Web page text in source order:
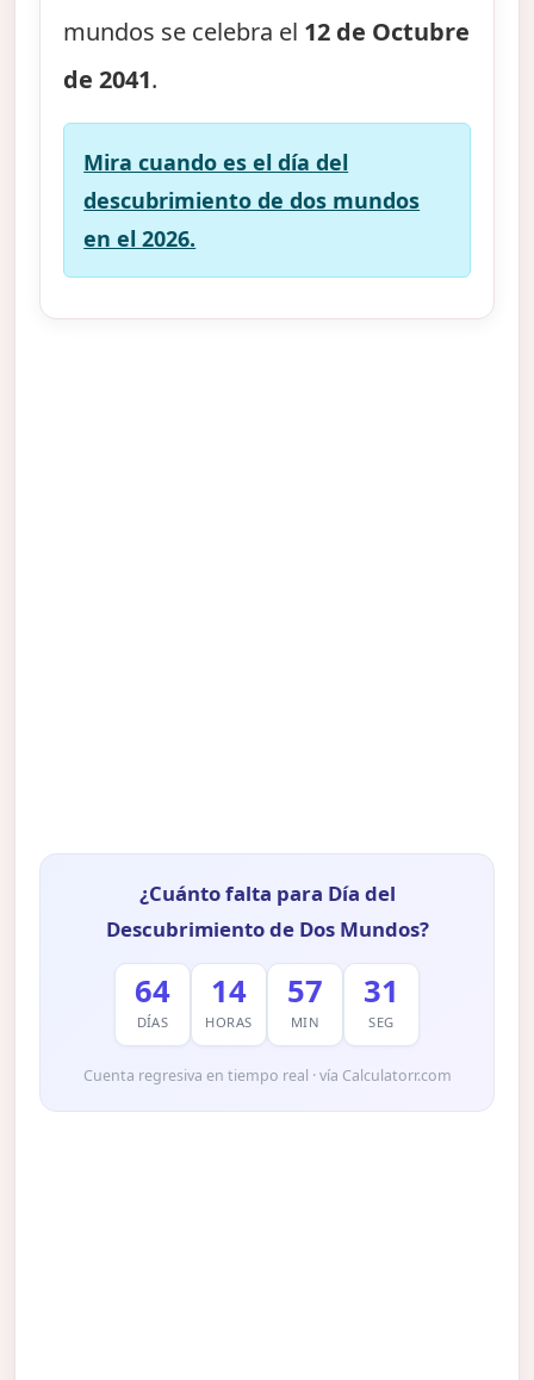
mundos se celebra el 12 de Octubre
de 2041.
Mira cuando es el día del
descubrimiento de dos mundos
en el 2026.
¿Cuánto falta para Día del
Descubrimiento de Dos Mundos?
64
DÍAS
14
HORAS
57
MIN
30
SEG
Cuenta regresiva en tiempo real · vía Calculatorr.com